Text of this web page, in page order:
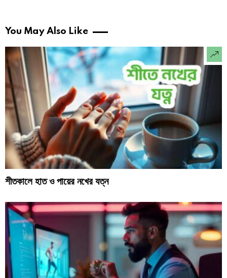
You May Also Like
শীতকালে হাত ও পায়ের নখের যত্ন